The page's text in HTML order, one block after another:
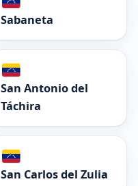
Sabaneta
San Antonio del
Táchira
San Carlos del Zulia